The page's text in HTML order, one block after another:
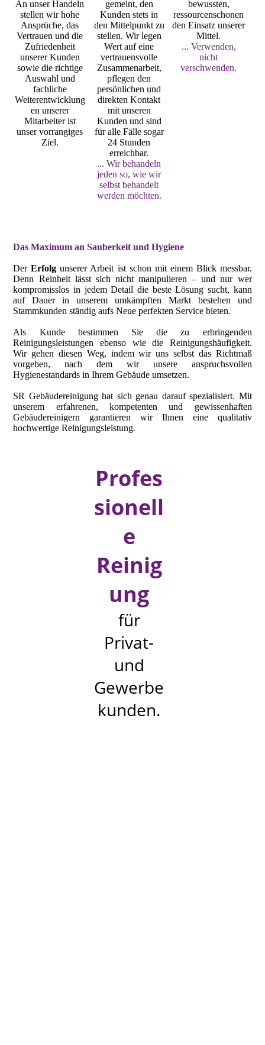
An unser Handeln
stellen wir hohe
Ansprüche, das
Vertrauen und die
Zufriedenheit
unserer Kunden
sowie die richtige
Auswahl und
fachliche
Weiterentwicklung
en unserer
Mitarbeiter ist
unser vorrangiges
Ziel.
gemeint, den
Kunden stets in
den Mittelpunkt zu
stellen. Wir legen
Wert auf eine
vertrauensvolle
Zusammenarbeit,
pflegen den
persönlichen und
direkten Kontakt
mit unseren
Kunden und sind
für alle Fälle sogar
24 Stunden
erreichbar.
... Wir behandeln
jeden so, wie wir
selbst behandelt
werden möchten.
bewussten,
ressourcenschonen
den Einsatz unserer
Mittel.
... Verwenden,
nicht
verschwenden.
Das Maximum an Sauberkeit und Hygiene
DerErfolgunserer Arbeit ist schon mit einem Blick messbar.
Denn Reinheit lässt sich nicht manipulieren – und nur wer
kompromisslos in jedem Detail die beste Lösung sucht, kann
auf Dauer in unserem umkämpften Markt bestehen und
Stammkunden ständig aufs Neue perfekten Service bieten.
Als Kunde bestimmen Sie die zu erbringenden
Reinigungsleistungen ebenso wie die Reinigungshäufigkeit.
Wir gehen diesen Weg, indem wir uns selbst das Richtmaß
vorgeben, nach dem wir unsere anspruchsvollen
Hygienestandards in Ihrem Gebäude umsetzen.
SR Gebäudereinigung hat sich genau darauf spezialisiert. Mit
unserem erfahrenen, kompetenten und gewissenhaften
Gebäudereinigern garantieren wir Ihnen eine qualitativ
hochwertige Reinigungsleistung.
Profes
sionell
e
Reinig
ung
für
Privat-
und
Gewerbe
kunden.